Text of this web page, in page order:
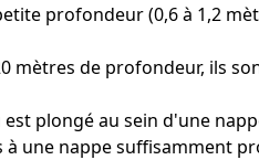
profondeur (0,6 à 1,2
mètres de profondeur, ils
est plongé au sein d'une
une nappe suffisamment